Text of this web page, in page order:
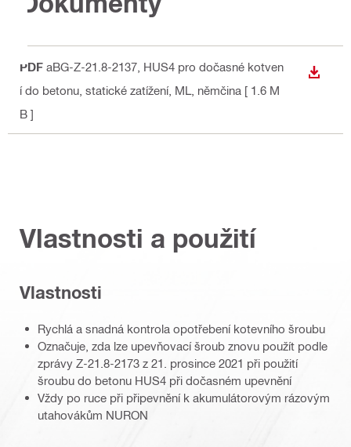
PDF aBG-Z-21.8-2137, HUS4 pro dočasné kotven
í do betonu, statické zatížení, ML , němčina [ 1.6 M
B ]
Vlastnosti a použití
Vlastnosti
Rychlá a snadná kontrola opotřebení kotevního šroubu
Označuje, zda lze upevňovací šroub znovu použít podle
zprávy Z-21.8-2173 z 21. prosince 2021 při použití
šroubu do betonu HUS4 při dočasném upevnění
Vždy po ruce při připevnění k akumulátorovým rázovým
utahovákům NURON